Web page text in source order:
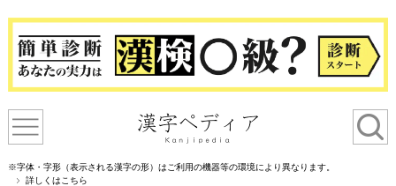
※字体・字形（表示される漢字の形）はご利用の機器等の環境により異なります。
詳しくはこちら